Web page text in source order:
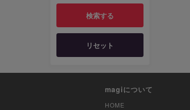
リセット
magiについて
HOME